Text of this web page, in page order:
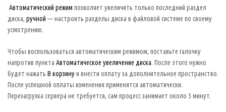
Автоматический режим позволяет увеличить только последний раздел
диска, ручной — настроить разделы диска в файловой системе по своему
усмотрению.
Чтобы воспользоваться автоматическим режимом, поставьте галочку
напротив пункта Автоматическое увеличение диска. После этого нужно
будет нажать В корзинуи внести оплату за дополнительное пространство.
После успешной оплаты изменения применятся автоматически.
Перезагрузка сервера не требуется, сам процесс занимает около 5 минут.